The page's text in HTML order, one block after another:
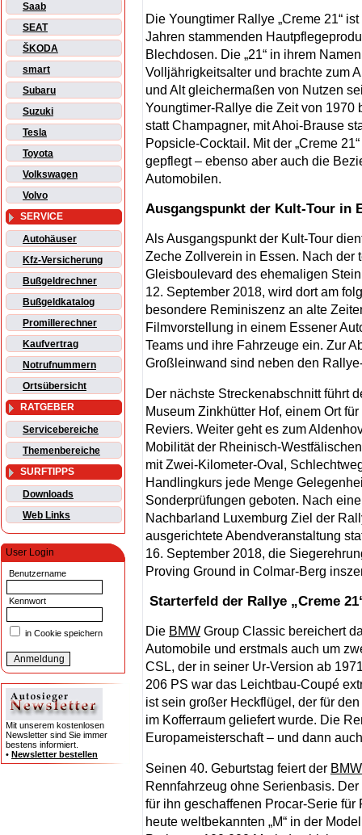
Saab
SEAT
ŠKODA
smart
Subaru
Suzuki
Tesla
Toyota
Volkswagen
Volvo
SERVICE
Autohäuser
Kfz-Versicherung
Bußgeldrechner
Bußgeldkatalog
Promillerechner
Kaufvertrag
Notrufnummern
Ortsübersicht
RATGEBER
Servicebereiche
Themenbereiche
SURFTIPPS
Downloads
Web Links
User Login
Benutzername
Kennwort
in Cookie speichern
Mit unserem kostenlosen
Newsletter sind Sie immer
bestens informiert.
• Newsletter bestellen
Die Youngtimer Rallye „Creme 21“
Jahren stammenden
Blechdosen. Die „21“ in ihrem
Volljährigkeitsalter und brachte zum
und Alt gleichermaßen von Nutzen
Youngtimer-Rallye die Zeit von 1970
statt Champagner, mit Ahoi-Brause
Popsicle-Cocktail. Mit der „Creme
gepflegt – ebenso aber auch die
Automobilen.
Ausgangspunkt der Kult-Tour in
Als Ausgangspunkt der Kult-Tour
Zeche Zollverein in Essen. Nach der
Gleisboulevard des ehemaligen
12. September 2018, wird dort am
besondere Reminiszenz an alte
Filmvorstellung in einem Essener
Teams und ihre Fahrzeuge ein. Zur
Großleinwand sind neben den
Der nächste Streckenabschnitt führt
Museum Zinkhütter Hof, einem Ort
Reviers. Weiter geht es zum
Mobilität der Rheinisch-
mit Zwei-Kilometer-Oval,
Handlingkurs jede Menge
Sonderprüfungen geboten. Nach
Nachbarland Luxemburg Ziel der
ausgerichtete Abendveranstaltung
16. September 2018, die
Proving Ground in Colmar-Berg
Starterfeld der Rallye „Creme
Die BMW Group Classic bereichert
Automobile und erstmals auch um
CSL, der in seiner Ur-Version ab
206 PS war das Leichtbau-Coupé
ist sein großer Heckflügel, der für
im Kofferraum geliefert wurde. Die
Europameisterschaft – und dann
Seinen 40. Geburtstag feiert der BMW
Rennfahrzeug ohne Serienbasis. Der
für ihn geschaffenen Procar-Serie
heute weltbekannten „M“ in der